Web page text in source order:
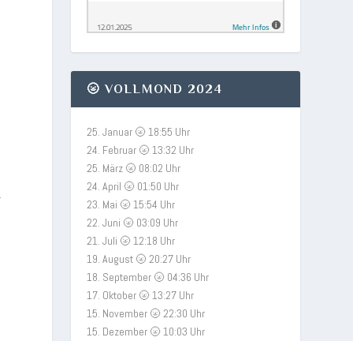
🌝 VOLLMOND 2024
25. Januar 🌝 18:55 Uhr
24. Februar 🌝 13:32 Uhr
25. März 🌝 08:02 Uhr
24. April 🌝 01:50 Uhr
23. Mai 🌝 15:54 Uhr
22. Juni 🌝 03:09 Uhr
21. Juli 🌝 12:18 Uhr
19. August 🌝 20:27 Uhr
18. September 🌝 04:36 Uhr
17. Oktober 🌝 13:27 Uhr
15. November 🌝 22:30 Uhr
15. Dezember 🌝 10:03 Uhr